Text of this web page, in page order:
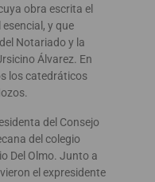
obra escrita el
y que
Notariado y la
Álvarez. En
los catedráticos
del Consejo
del colegio
Del Olmo. Junto a
el expresidente